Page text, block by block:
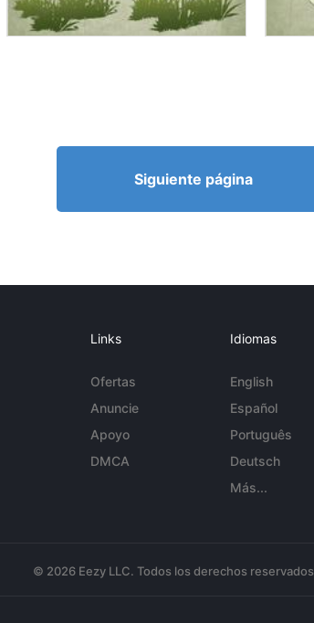
Siguiente página
Links
Ofertas
Anuncie
Apoyo
DMCA
Idiomas
English
Español
Português
Deutsch
Más...
© 2026 Eezy LLC. Todos los derechos reservados